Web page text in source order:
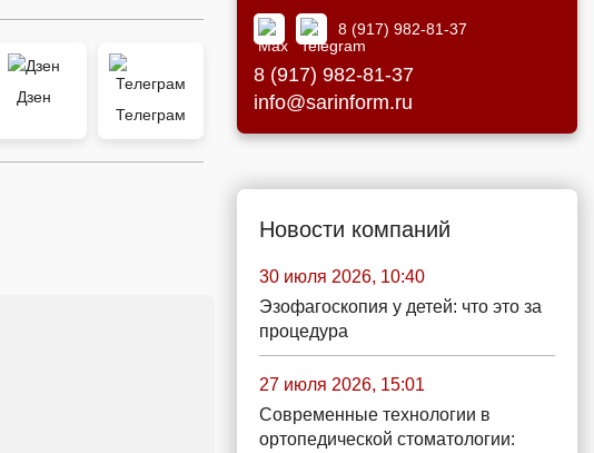
Дзен
Телеграм
8 (917) 982-81-37
8 (917) 982-81-37
info@sarinform.ru
Новости компаний
30 июля 2026, 10:40
Эзофагоскопия у детей: что это за
процедура
27 июля 2026, 15:01
Современные технологии в
ортопедической стоматологии: